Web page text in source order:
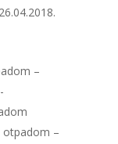
–
otpadom –